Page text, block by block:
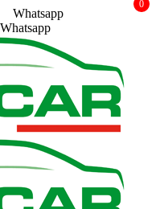
Whatsapp
Whatsapp
0